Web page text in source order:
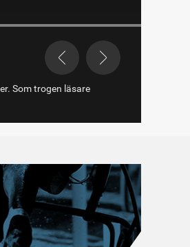
Som trogen läsare